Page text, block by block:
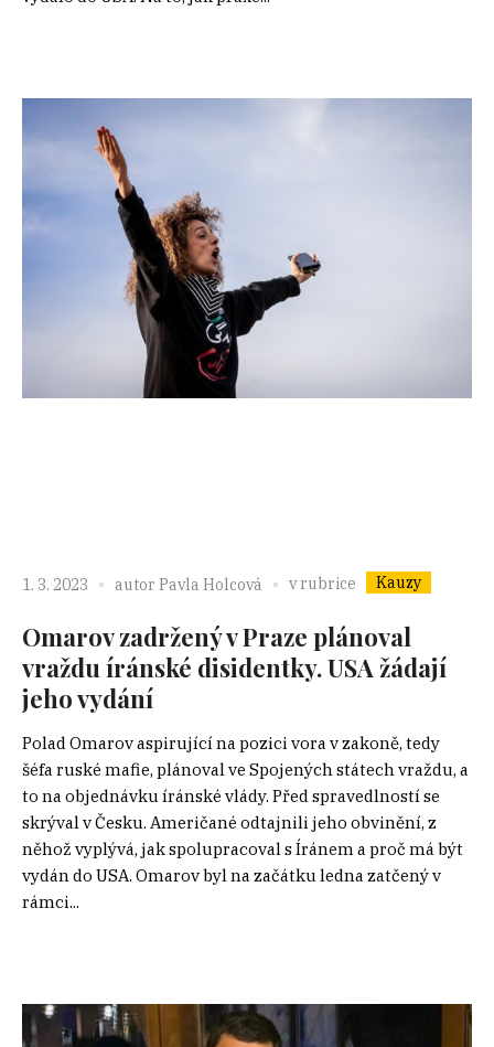
1. 3. 2023 autor Pavla Holcová v rubrice Kauzy
Omarov zadržený v Praze plánoval
vraždu íránské disidentky. USA žádají
jeho vydání
Polad Omarov aspirující na pozici vora v zakoně, tedy
šéfa ruské mafie, plánoval ve Spojených státech vraždu, a
to na objednávku íránské vlády. Před spravedlností se
skrýval v Česku. Američané odtajnili jeho obvinění, z
něhož vyplývá, jak spolupracoval s Íránem a proč má být
vydán do USA. Omarov byl na začátku ledna zatčený v
rámci...